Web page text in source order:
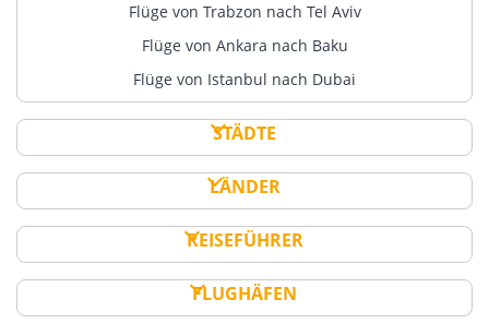
Flüge von Trabzon nach Tel Aviv
Flüge von Ankara nach Baku
Flüge von Istanbul nach Dubai
STÄDTE
LÄNDER
REISEFÜHRER
FLUGHÄFEN